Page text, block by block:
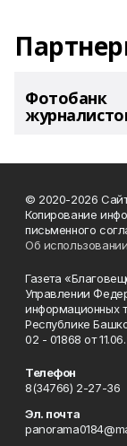
Фотобанк
© 2020-2026
Копирование
письменного
Об
Газета
Управлении
информационных
Республике
02 - 01868 от
Телефон
8(34766) 2-27-36
Эл. почта